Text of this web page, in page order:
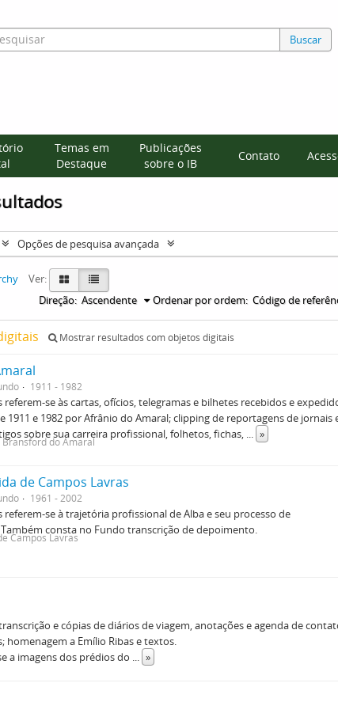
Buscar
Temas em
Destaque
Publicações
sobre o IB
Contato
Opções de pesquisa avançada
Ver:
Ordenar por ordem: Código de
Direção: Ascendente
Mostrar resultados com objetos digitais
1911 - 1982
se às cartas, ofícios, telegramas e bilhetes recebidos e
1911 e 1982 por Afrânio do Amaral; clipping de reportagens de jornais
sobre sua carreira profissional, folhetos, fichas, ... »
do Amaral
de Campos Lavras
1961 - 2002
se à trajetória profissional de Alba e seu processo de
consta no Fundo transcrição de depoimento.
Campos Lavras
e cópias de diários de viagem, anotações e agenda de
homenagem a Emílio Ribas e textos.
a imagens dos prédios do ... »